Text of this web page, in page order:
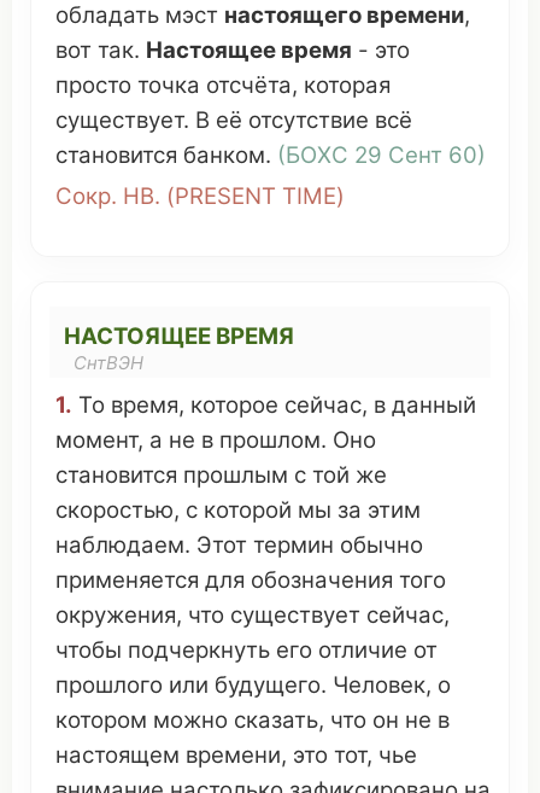
обладать мэст настоящего времени,
вот так. Настоящее время - это
просто точка отсчёта, которая
существует. В её отсутствие всё
становится банком. (БОХС 29 Сент 60)
Сокр. НВ. (PRESENT TIME)
НАСТОЯЩЕЕ ВРЕМЯ
СнтВЭН
1. То время, которое сейчас, в данный
момент, а не в прошлом. Оно
становится прошлым с той же
скоростью, с которой мы за этим
наблюдаем. Этот термин обычно
применяется для обозначения того
окружения, что существует сейчас,
чтобы подчеркнуть его отличие от
прошлого или будущего. Человек, о
котором можно сказать, что он не в
настоящем времени, это тот, чье